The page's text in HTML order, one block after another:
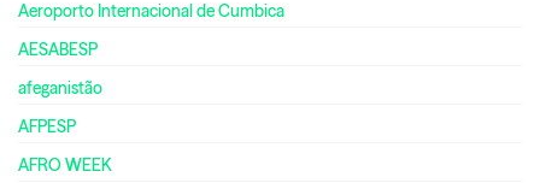
Aeroporto Internacional de Cumbica
AESABESP
afeganistão
AFPESP
AFRO WEEK